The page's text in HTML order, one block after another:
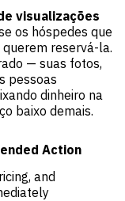
visualizações
os hóspedes que
reservá-la.
— suas fotos,
pessoas
dinheiro na
baixo demais.
Action
and